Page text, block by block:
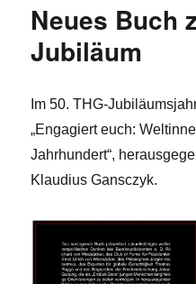
Neues Buch
Jubiläum
Im 50. THG-
„Engagiert euch:
Jahrhundert“,
Klaudius Gansczyk.